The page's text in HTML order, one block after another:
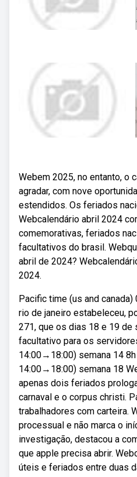
Webem 2025, no entanto, o
agradar, com nove
estendidos. Os feriados
Webcalendário abril 2024
comemorativas, feriados
facultativos do brasil.
abril de 2024?
2024.
Pacific time (us and
rio de janeiro estabeleceu,
271, que os dias 18 e 19 de
facultativo para os
14:00→18:00) semana 14
14:00→18:00) semana 18
apenas dois feriados
carnaval e o corpus christi.
trabalhadores com carteira.
processual e não marca o
investigação, destacou a
que apple precisa abrir.
úteis e feriados entre duas